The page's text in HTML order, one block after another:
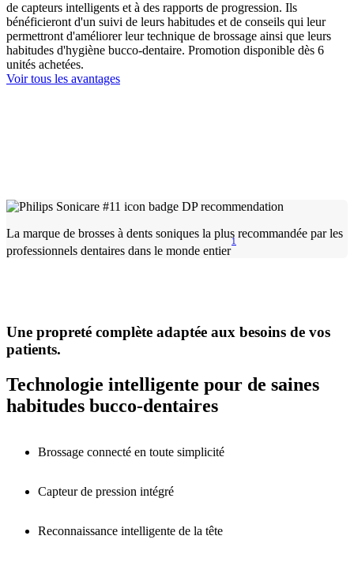
de capteurs intelligents et à des rapports de progression. Ils
bénéficieront d'un suivi de leurs habitudes et de conseils qui leur
permettront d'améliorer leur technique de brossage ainsi que leurs
habitudes d'hygiène bucco-dentaire. Promotion disponible dès 6
unités achetées.
Voir tous les avantages
La marque de brosses à dents soniques la plus recommandée par les
professionnels dentaires dans le monde entier
1
Une propreté complète adaptée aux besoins de vos
patients.
Technologie intelligente pour de saines
habitudes bucco-dentaires
Brossage connecté en toute simplicité
Capteur de pression intégré
Reconnaissance intelligente de la tête